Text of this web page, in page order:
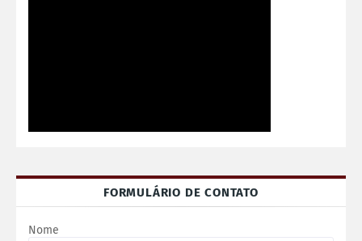
FORMULÁRIO DE CONTATO
Nome